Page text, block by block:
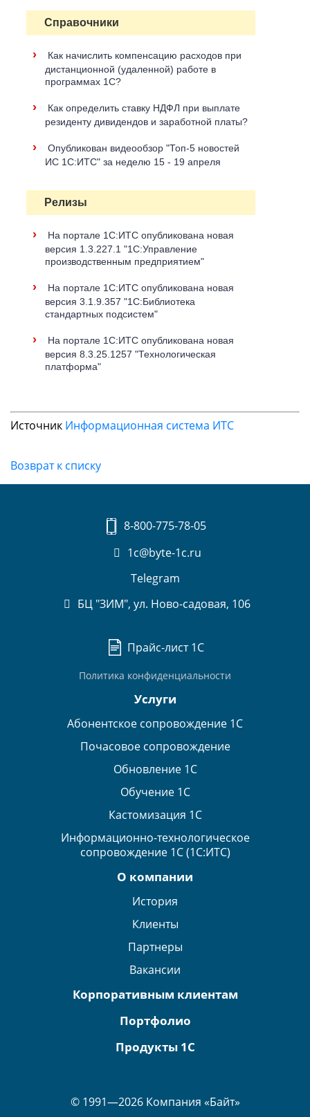
Справочники
›
Как начислить компенсацию расходов при
дистанционной (удаленной) работе в
программах 1C?
›
Как определить ставку НДФЛ при выплате
резиденту дивидендов и заработной платы?
›
Опубликован видеообзор "Топ-5 новостей
ИС 1С:ИТС" за неделю 15 - 19 апреля
Релизы
›
На портале 1С:ИТС опубликована новая
версия 1.3.227.1 "1С:Управление
производственным предприятием"
›
На портале 1С:ИТС опубликована новая
версия 3.1.9.357 "1С:Библиотека
стандартных подсистем"
›
На портале 1С:ИТС опубликована новая
версия 8.3.25.1257 "Технологическая
платформа"
Источник Информационная система ИТС
Возврат к списку
8-800-775-78-05
1c@byte-1c.ru
Telegram
БЦ "ЗИМ", ул. Ново-садовая, 106
Прайс-лист 1С
Политика конфиденциальности
Услуги
Абонентское сопровождение 1С
Почасовое сопровождение
Обновление 1С
Обучение 1С
Кастомизация 1С
Информационно-технологическое
сопровождение 1С (1С:ИТС)
О компании
История
Клиенты
Партнеры
Вакансии
Корпоративным клиентам
Портфолио
Продукты 1С
© 1991—2026 Компания «Байт»